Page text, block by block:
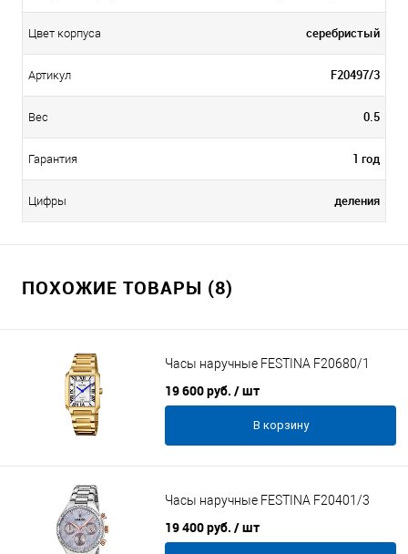
Цвет корпуса серебристый
Артикул F20497/3
Вес 0.5
Гарантия 1 год
Цифры деления
ПОХОЖИЕ ТОВАРЫ (8)
Часы наручные FESTINA F20680/1
19 600 руб. / шт
В корзину
Часы наручные FESTINA F20401/3
19 400 руб. / шт